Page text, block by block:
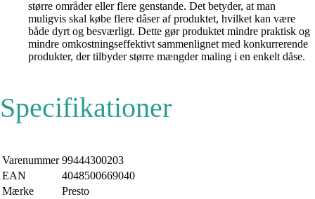
større områder eller flere genstande. Det betyder, at man
muligvis skal købe flere dåser af produktet, hvilket kan være
både dyrt og besværligt. Dette gør produktet mindre praktisk og
mindre omkostningseffektivt sammenlignet med konkurrerende
produkter, der tilbyder større mængder maling i en enkelt dåse.
Specifikationer
Varenummer 99444300203
EAN
4048500669040
Mærke
Presto